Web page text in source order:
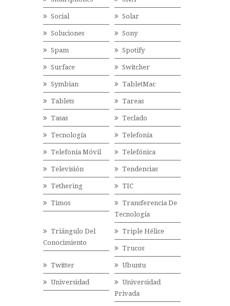
Social Solar
Soluciones Sony
Spam Spotify
Surface Switcher
Symbian TabletMac
Tablets Tareas
Tasas Teclado
Tecnología Telefonía
Telefonía Móvil Telefónica
Televisión Tendencias
Tethering TIC
Timos
Transferencia De
Tecnología
Triángulo Del
Conocimiento
Triple Hélice
Trucos
Twitter Ubuntu
Universidad
Universidad
Privada